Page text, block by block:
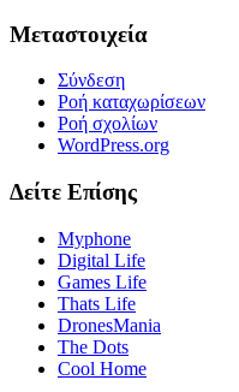
Μεταστοιχεία
Σύνδεση
Ροή καταχωρίσεων
Ροή σχολίων
WordPress.org
Δείτε Επίσης
Myphone
Digital Life
Games Life
Thats Life
DronesMania
The Dots
Cool Home